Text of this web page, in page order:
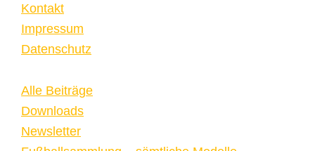
Kontakt
Impressum
Datenschutz
Alle Beiträge
Downloads
Newsletter